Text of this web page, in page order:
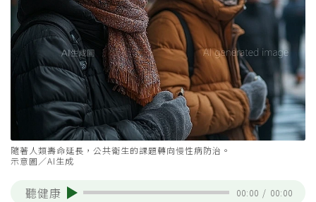
隨著人類壽命延長，公共衛生的課題轉向慢性病防治。
示意圖／AI生成
聽健康 00:00 / 00:00